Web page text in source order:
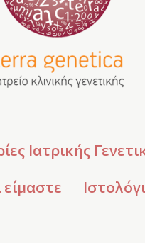
Ιατρικής
είμαστε